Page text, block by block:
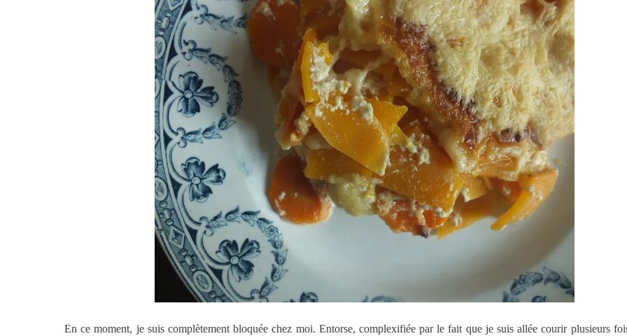
En ce moment, je suis complètement bloquée chez moi. Entorse, complexifiée par le fait que je suis allée courir plusieurs